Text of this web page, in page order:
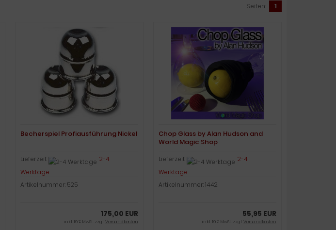
Seiten: 1
Becherspiel Profiausführung Nickel
Lieferzeit:
2-4
Werktage
Artikelnummer: 525
175,00 EUR
inkl. 19 % MwSt. zzgl.Versandkosten
Chop Glass by Alan Hudson and
World Magic Shop
Lieferzeit:
2-4
Werktage
Artikelnummer: 1442
55,95 EUR
inkl. 19 % MwSt. zzgl.Versandkosten